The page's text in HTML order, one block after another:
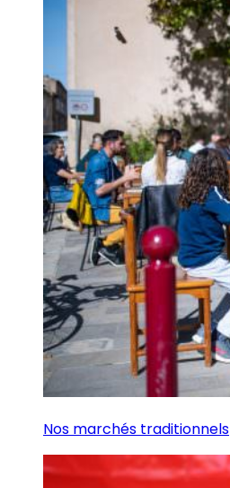
Nos marchés traditionnels